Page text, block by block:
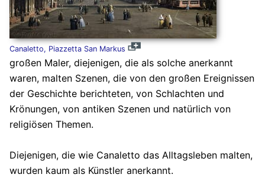
Canaletto, Piazzetta San Markus
großen Maler, diejenigen, die als solche anerkannt
waren, malten Szenen, die von den großen Ereignissen
der Geschichte berichteten, von Schlachten und
Krönungen, von antiken Szenen und natürlich von
religiösen Themen.
Diejenigen, die wie Canaletto das Alltagsleben malten,
wurden kaum als Künstler anerkannt.